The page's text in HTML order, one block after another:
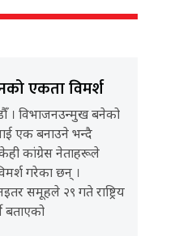
एकता विमर्श
। विभाजनउन्मुख बनेको
एक बनाउने भन्दै
कांग्रेस नेताहरूले
गरेका छन् ।
समूहले २९ गते राष्ट्रिय
बताएको